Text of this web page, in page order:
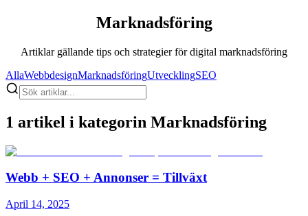
Marknadsföring
Artiklar gällande tips och strategier för digital marknadsföring
AllaWebbdesignMarknadsföringUtvecklingSEO
1 artikel i kategorin Marknadsföring
Webb + SEO + Annonser = Tillväxt
April 14, 2025